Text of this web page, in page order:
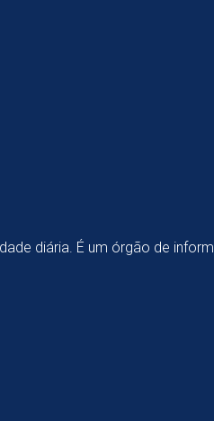
diária. É um órgão de